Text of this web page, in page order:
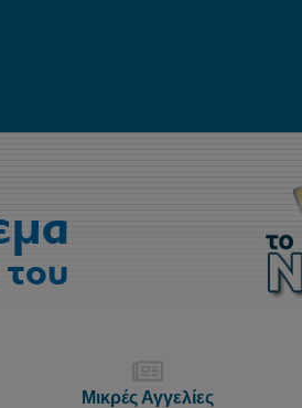
Μικρές Αγγελίες